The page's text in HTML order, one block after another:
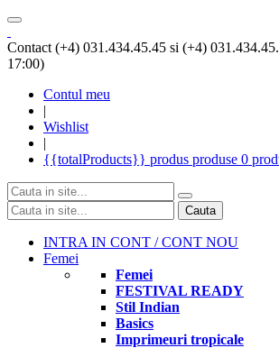
Contact (+4) 031.434.45.45 si (+4)
17:00)
Contul meu
|
Wishlist
|
{{totalProducts}} produs produse 0
Cauta
INTRA IN CONT / CONT NOU
Femei
Femei
FESTIVAL READY
Stil Indian
Basics
Imprimeuri tropicale